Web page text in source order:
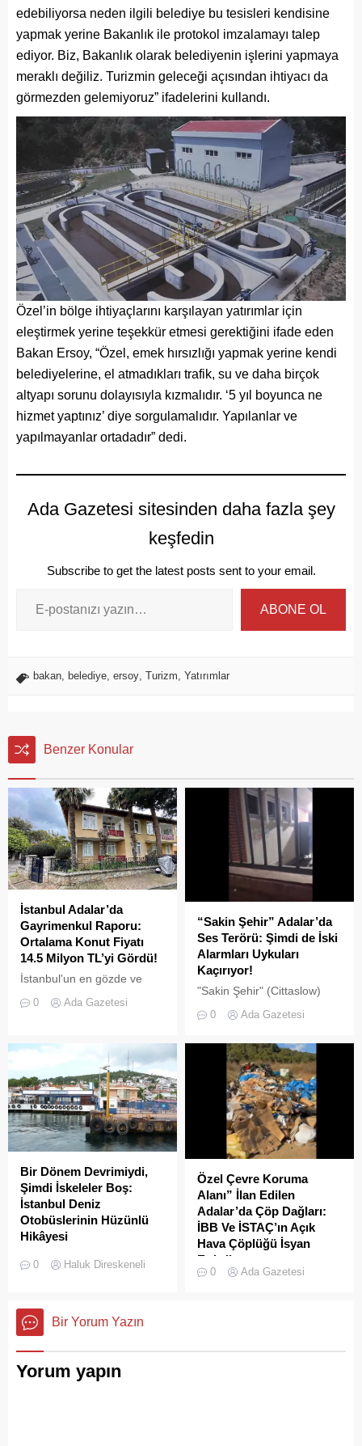
edebiliyorsa neden ilgili belediye bu tesisleri kendisine
yapmak yerine Bakanlık ile protokol imzalamayı talep
ediyor. Biz, Bakanlık olarak belediyenin işlerini yapmaya
meraklı değiliz. Turizmin geleceği açısından ihtiyacı da
görmezden gelemiyoruz” ifadelerini kullandı.
Özel’in bölge ihtiyaçlarını karşılayan yatırımlar için
eleştirmek yerine teşekkür etmesi gerektiğini ifade eden
Bakan Ersoy, “Özel, emek hırsızlığı yapmak yerine kendi
belediyelerine, el atmadıkları trafik, su ve daha birçok
altyapı sorunu dolayısıyla kızmalıdır. ‘5 yıl boyunca ne
hizmet yaptınız’ diye sorgulamalıdır. Yapılanlar ve
yapılmayanlar ortadadır” dedi.
Ada Gazetesi sitesinden daha fazla şey
keşfedin
Subscribe to get the latest posts sent to your email.
ABONE OL
bakan belediye ersoy Turizm Yatırımlar
Benzer Konular
İstanbul Adalar’da
Gayrimenkul Raporu:
Ortalama Konut Fiyatı
14.5 Milyon TL’yi Gördü!
İstanbul'un en gözde ve
olan Adalar ilçesinde,
hareketlilik dikkat çekiyor.
0 Ada Gazetesi
“Sakin Şehir” Adalar’da
Ses Terörü: Şimdi de İski
Alarmları Uykuları
Kaçırıyor!
"Sakin Şehir" (Cittaslow)
Adalar'da gürültü kirliliği
0 Ada Gazetesi
Bir Dönem Devrimiydi,
Şimdi İskeleler Boş:
İstanbul Deniz
Otobüslerinin Hüzünlü
Hikâyesi
İstanbul’da deniz ulaşımı,
merkezi arasında kurulan
tıkır tıkır işleyen, prestijli ve
konforlu güvenli bir yaşam
ritmiydi.
0 Haluk Direskeneli
Özel Çevre Koruma
Alanı” İlan Edilen
Adalar’da Çöp Dağları:
İBB Ve İSTAÇ’ın Açık
Hava Çöplüğü İsyan
Ettirdi
Adalar'da çekilen çöp
0 Ada Gazetesi
Bir Yorum Yazın
Yorum yapın